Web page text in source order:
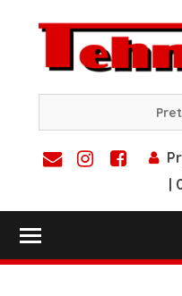
content
|